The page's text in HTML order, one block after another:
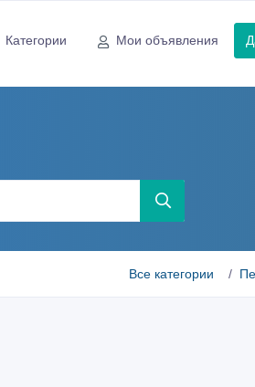
Категории Мои объявления
Все категории